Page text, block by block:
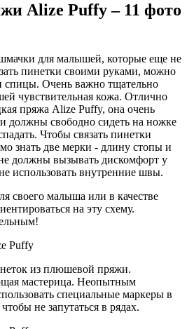
Alize Puffy – 11 фото
для малышей, которые еще не
пинетки своими руками, можно
спицы. Очень важно тщательно
чувствительная кожа. Отлично
пряжа Alize Puffy, она очень
должны свободно сидеть на ножке
Чтобы связать пинетки
знать две мерки - длину стопы и
должны вызывать дискомфорт у
использовать внутренние швы.
своего малыша или в качестве
на эту схему.
из плюшевой пряжи.
мастерица. Неопытным
специальные маркеры в
не запутаться в рядах.